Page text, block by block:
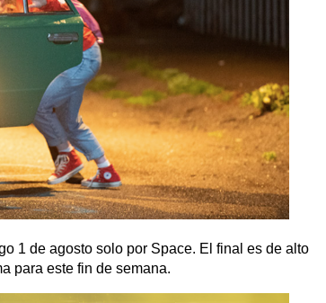
1 de agosto solo por Space. El final es de alto
para este fin de semana.